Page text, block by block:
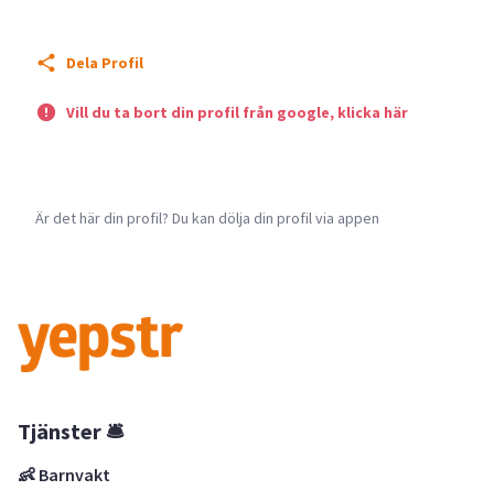
Dela Profil
Vill du ta bort din profil från google, klicka här
Är det här din profil? Du kan dölja din profil via appen
Tjänster 🛎
👶 Barnvakt